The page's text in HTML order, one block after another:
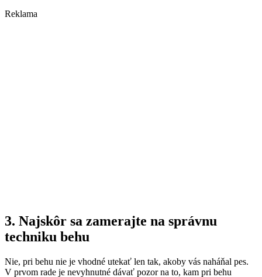
Reklama
3. Najskôr sa zamerajte na správnu
techniku behu
Nie, pri behu nie je vhodné utekať len tak, akoby vás naháňal pes.
V prvom rade je nevyhnutné dávať pozor na to, kam pri behu